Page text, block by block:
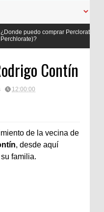
puedo comprar Perclorato de
Contín
12:00:00
de la vecina de
, desde aquí
familia.